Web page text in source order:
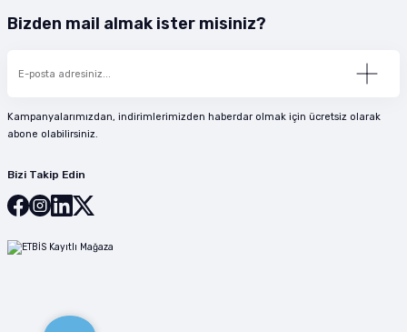
Bizden mail almak ister misiniz?
Kampanyalarımızdan, indirimlerimizden haberdar olmak için ücretsiz olarak
abone olabilirsiniz.
Bizi Takip Edin